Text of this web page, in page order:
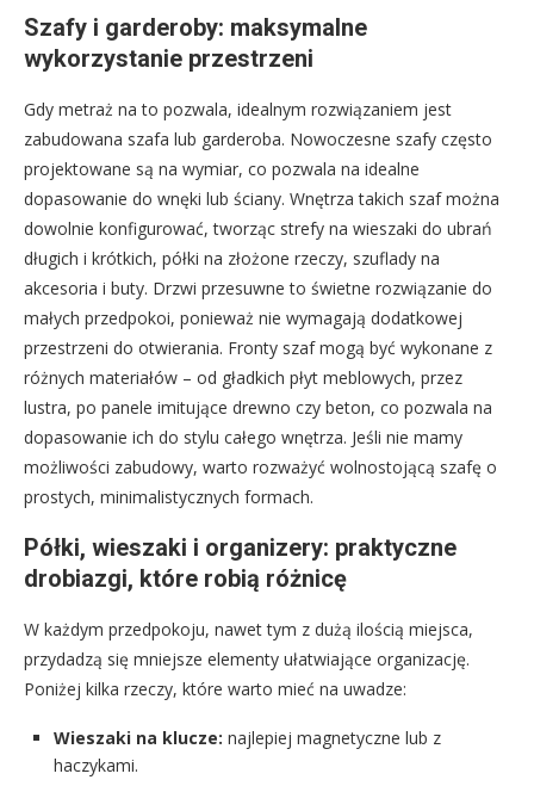
Szafy i garderoby: maksymalne
wykorzystanie przestrzeni
Gdy metraż na to pozwala, idealnym rozwiązaniem jest
zabudowana szafa lub garderoba. Nowoczesne szafy często
projektowane są na wymiar, co pozwala na idealne
dopasowanie do wnęki lub ściany. Wnętrza takich szaf można
dowolnie konfigurować, tworząc strefy na wieszaki do ubrań
długich i krótkich, półki na złożone rzeczy, szuflady na
akcesoria i buty. Drzwi przesuwne to świetne rozwiązanie do
małych przedpokoi, ponieważ nie wymagają dodatkowej
przestrzeni do otwierania. Fronty szaf mogą być wykonane z
różnych materiałów – od gładkich płyt meblowych, przez
lustra, po panele imitujące drewno czy beton, co pozwala na
dopasowanie ich do stylu całego wnętrza. Jeśli nie mamy
możliwości zabudowy, warto rozważyć wolnostojącą szafę o
prostych, minimalistycznych formach.
Półki, wieszaki i organizery: praktyczne
drobiazgi, które robią różnicę
W każdym przedpokoju, nawet tym z dużą ilością miejsca,
przydadzą się mniejsze elementy ułatwiające organizację.
Poniżej kilka rzeczy, które warto mieć na uwadze:
Wieszaki na klucze: najlepiej magnetyczne lub z
haczykami.